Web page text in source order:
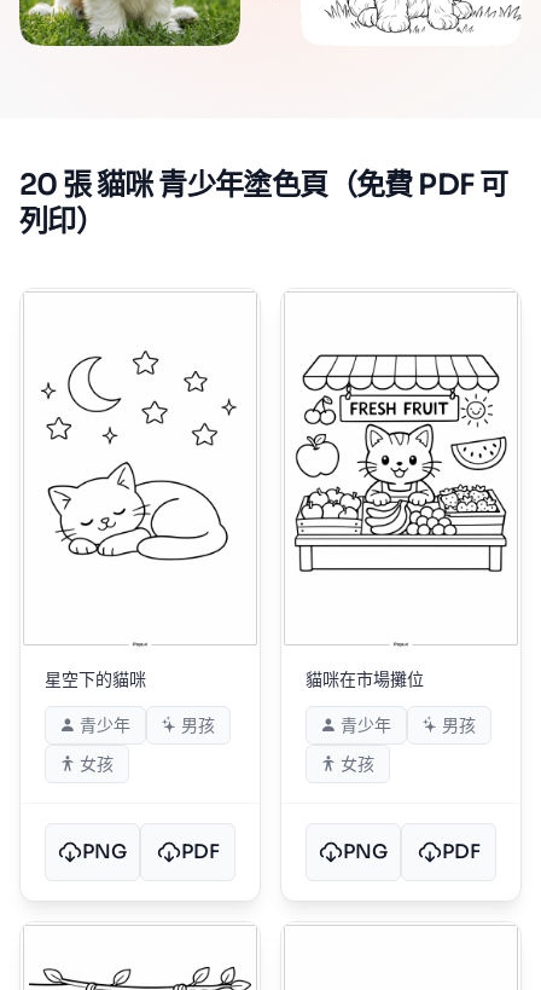
20 張 貓咪 青少年塗色頁（免費 PDF 可
列印）
星空下的貓咪
青少年
男孩
女孩
PNG PDF
貓咪在市場攤位
青少年
男孩
女孩
PNG PDF